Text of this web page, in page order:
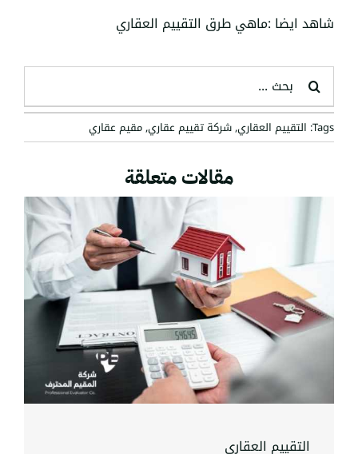
شاهد ايضا :ماهي طرق التقييم العقاري
البحث
عن:
Tags: التقييم العقاري,شركة تقييم عقاري,مقيم عقاري
مقالات متعلقة
التقييم العقاري